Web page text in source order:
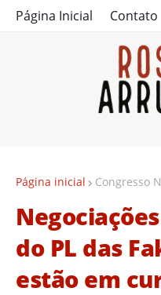
Página Inicial Contato
Página inicial Congresso
do PL das
estão em